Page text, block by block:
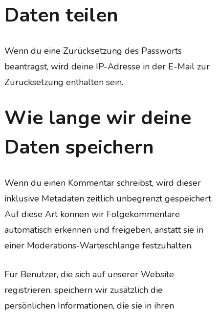
Daten teilen
Wenn du eine Zurücksetzung des Passworts
beantragst, wird deine IP-Adresse in der E-Mail zur
Zurücksetzung enthalten sein.
Wie lange wir deine
Daten speichern
Wenn du einen Kommentar schreibst, wird dieser
inklusive Metadaten zeitlich unbegrenzt gespeichert.
Auf diese Art können wir Folgekommentare
automatisch erkennen und freigeben, anstatt sie in
einer Moderations-Warteschlange festzuhalten.
Für Benutzer, die sich auf unserer Website
registrieren, speichern wir zusätzlich die
persönlichen Informationen, die sie in ihren